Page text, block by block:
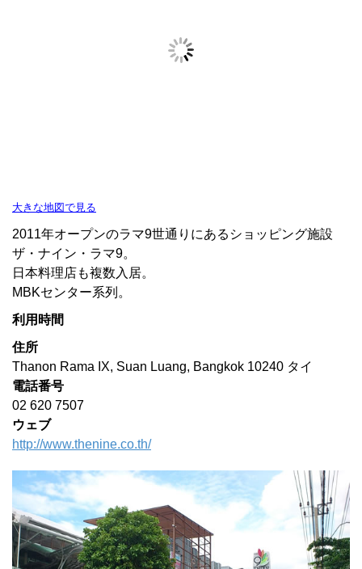
大きな地図で見る
2011年オープンのラマ9世通りにあるショッピング施設
ザ・ナイン・ラマ9。
日本料理店も複数入居。
MBKセンター系列。
利用時間
住所
Thanon Rama IX, Suan Luang, Bangkok 10240 タイ
電話番号
02 620 7507
ウェブ
http://www.thenine.co.th/